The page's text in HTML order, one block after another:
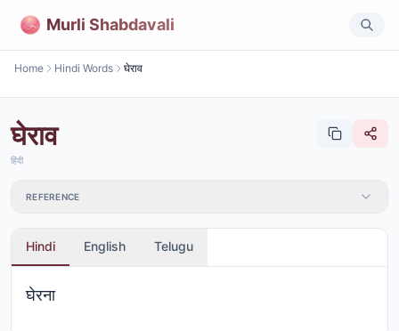
Murli Shabdavali
Home Hindi Words घेराव
घेराव
हिंदी
REFERENCE
Hindi English Telugu
घेरना